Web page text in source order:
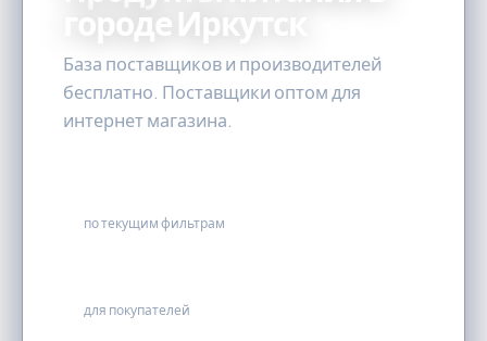
городе Иркутск
База поставщиков и производителей
бесплатно. Поставщики оптом для
интернет магазина.
по текущим фильтрам
для покупателей